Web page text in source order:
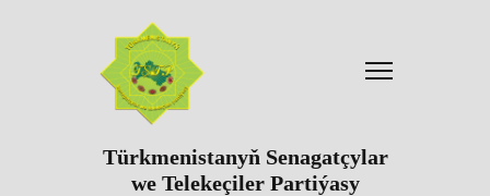
Türkmenistanyň Senagatçylar
we Telekeçiler Partiýasy